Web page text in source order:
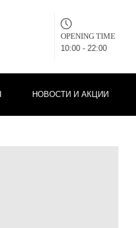
OPENING TIME
10:00 - 22:00
НОВОСТИ И АКЦИИ